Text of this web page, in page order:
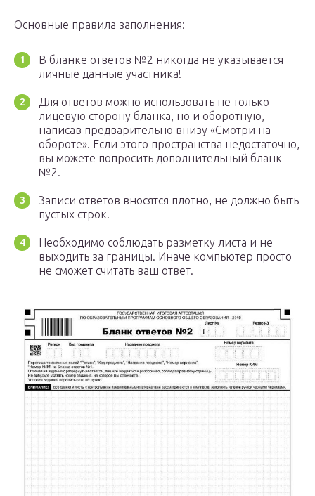
Основные правила заполнения:
В бланке ответов №2 никогда не указывается
личные данные участника!
Для ответов можно использовать не только
лицевую сторону бланка, но и оборотную,
написав предварительно внизу «Смотри на
обороте». Если этого пространства недостаточно,
вы можете попросить дополнительный бланк
№2.
Записи ответов вносятся плотно, не должно быть
пустых строк.
Необходимо соблюдать разметку листа и не
выходить за границы. Иначе компьютер просто
не сможет считать ваш ответ.